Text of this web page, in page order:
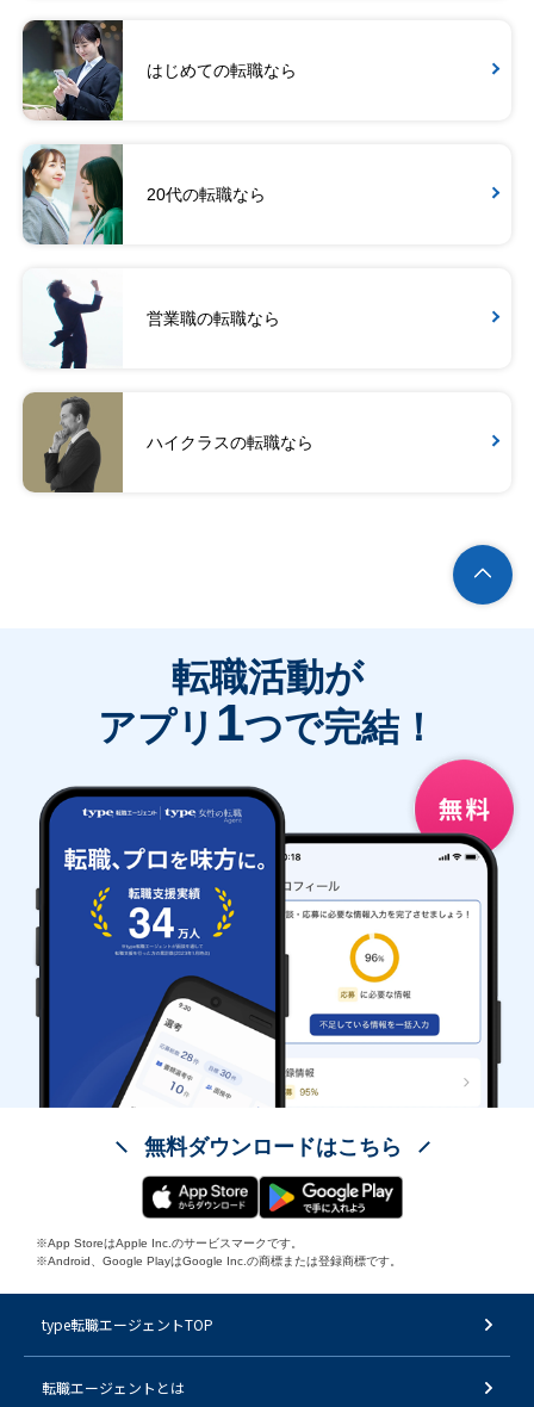
はじめての転職なら
20代の転職なら
営業職の転職なら
ハイクラスの転職なら
転職活動が
アプリ 1つで完結！
無料ダウンロードはこちら
※App StoreはApple Inc.のサービスマークです。
※Android、Google PlayはGoogle Inc.の商標または登録商標です。
type転職エージェントTOP
転職エージェントとは